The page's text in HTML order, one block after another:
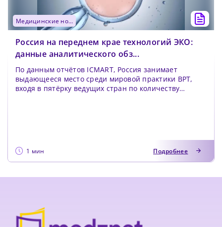
медицинские новости
Россия на переднем крае технологий ЭКО:
данные аналитического обз...
По данным отчётов ICMART, Россия занимает
выдающееся место среди мировой практики ВРТ,
входя в пятёрку ведущих стран по количеству
1 мин Подробнее